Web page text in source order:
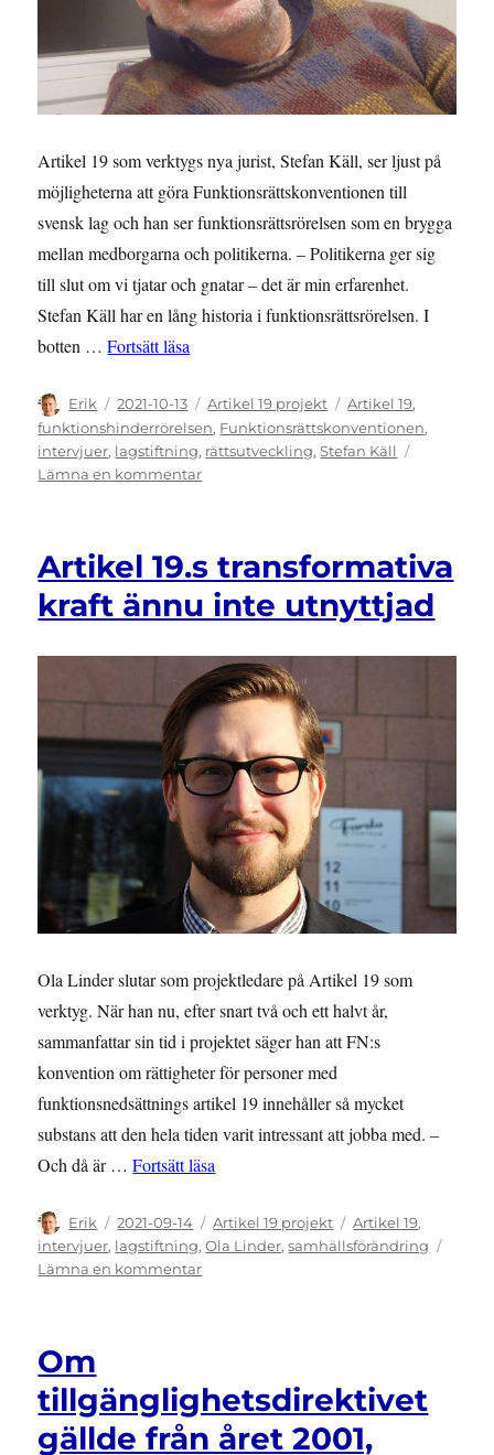
Artikel 19 som verktygs nya jurist, Stefan Käll, ser ljust på
möjligheterna att göra Funktionsrättskonventionen till
svensk lag och han ser funktionsrättsrörelsen som en brygga
mellan medborgarna och politikerna. – Politikerna ger sig
till slut om vi tjatar och gnatar – det är min erfarenhet.
Stefan Käll har en lång historia i funktionsrättsrörelsen. I
botten …Fortsätt läsa
Författare
Erik
Publicerat
den
2021-10-13 Kategorier
Artikel 19 projekt Etiketter
Artikel 19,
funktionshinderrörelsen, Funktionsrättskonventionen,
intervjuer, lagstiftning, rättsutveckling,Stefan Käll
Lämna en kommentartill
inkorporera
i
svensk
Artikel 19.s transformativa
kraft ännu inte utnyttjad
Ola Linder slutar som projektledare på Artikel 19 som
verktyg. När han nu, efter snart två och ett halvt år,
sammanfattar sin tid i projektet säger han att FN:s
konvention om rättigheter för personer med
funktionsnedsättnings artikel 19 innehåller så mycket
substans att den hela tiden varit intressant att jobba med. –
Och då är …Fortsätt läsa
Författare
Erik
Publicerat
den
2021-09-14 Kategorier
Artikel 19 projekt Etiketter
Artikel 19,
intervjuer, lagstiftning,Ola Linder,samhällsförändring
Lämna en kommentartill
inte
utnyttjad
Om
tillgänglighetsdirektivet
gällde från året 2001,